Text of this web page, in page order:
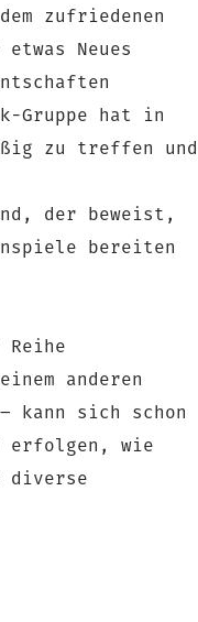
zufriedenen
Neues
Gruppe hat in
zu treffen und
der beweist,
bereiten
Reihe
anderen
kann sich schon
erfolgen, wie
diverse